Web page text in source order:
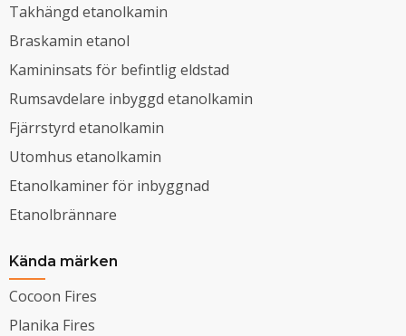
Takhängd etanolkamin
Braskamin etanol
Kamininsats för befintlig eldstad
Rumsavdelare inbyggd etanolkamin
Fjärrstyrd etanolkamin
Utomhus etanolkamin
Etanolkaminer för inbyggnad
Etanolbrännare
Kända märken
Cocoon Fires
Planika Fires